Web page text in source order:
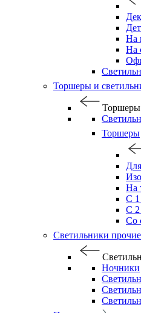
На
На
Торшеры и
Торшеры
Торшеры
На
С 1
С 2
Со
Светильники прочие
Ночники